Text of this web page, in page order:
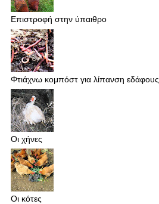
Επιστροφή στην ύπαιθρο
Φτιάχνω κομπόστ για λίπανση εδάφους
Οι χήνες
Οι κότες